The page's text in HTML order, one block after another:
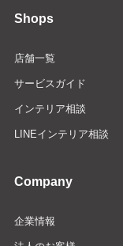
Shops
店舗一覧
サービスガイド
インテリア相談
LINEインテリア相談
Company
企業情報